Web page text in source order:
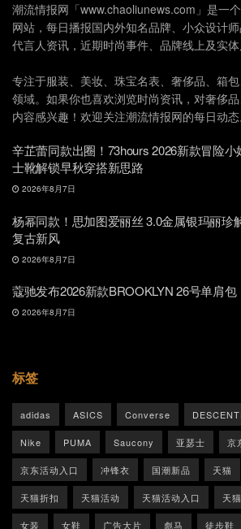
潮流情报网「www.chaoliunews.com」是一
网站，每日播报国内外知名品牌、小众设计
代言人资讯，近期时尚事件、品牌线上及实体
专注于服装、美妆、珠宝名表、奢侈品、箱
领域。如果你也喜欢浏览时尚资讯，对奢侈
内容感兴趣！欢迎关注潮流情报网的每日动态
辛芷蕾同款出圈！73hours 2026新款冒险小
士靴解锁早秋穿搭新思路
2026年8月7日
杨幂同款！思加图爱丽丝 3.0金属银玛丽珍
复古新风
2026年8月7日
蔻驰发布2026新款BROOKLYN 26号单肩包
2026年8月7日
标签
adidas ASICS Converse
Nike PUMA Saucony 亚瑟士 京
京东活动入口 冲锋衣 国潮新品 天猫
天猫折扣 天猫活动 天猫活动入口 天
女装 女鞋 广告大片 彪马 徒步鞋